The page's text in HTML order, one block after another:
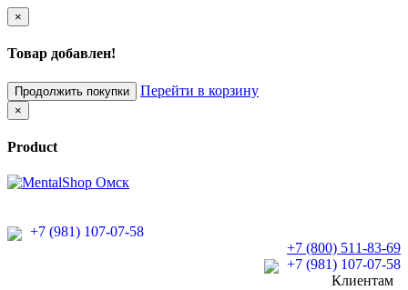
×
Товар добавлен!
Продолжить покупки Перейти в корзину
×
Product
+7 (981) 107-07-58
+7 (800) 511-83-69
+7 (981) 107-07-58
Клиентам